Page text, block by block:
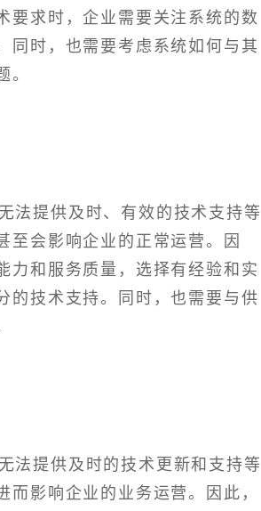
要求时，企业需要关注系统的数
同时，也需要考虑系统如何与其
。
法提供及时、有效的技术支持等
至会影响企业的正常运营。因
力和服务质量，选择有经验和实
的技术支持。同时，也需要与供
法提供及时的技术更新和支持等
影响企业的业务运营。因此，